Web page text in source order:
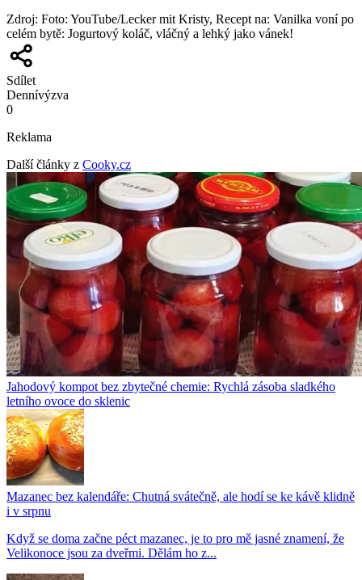
Zdroj: Foto: YouTube/Lecker mit Kristy, Recept na: Vanilka voní po
celém bytě: Jogurtový koláč, vláčný a lehký jako vánek!
Sdílet
Dennívýzva
0
Reklama
Další články z Cooky.cz
Jahodový kompot bez zbytečné chemie: Rychlá zásoba sladkého
letního ovoce do sklenic
Mazanec bez kalendáře: Chutná svátečně, ale hodí se ke kávě klidně
i v srpnu
Když se doma začne péct mazanec, je to pro mě jasné znamení, že
Velikonoce jsou za dveřmi. Dělám ho z...